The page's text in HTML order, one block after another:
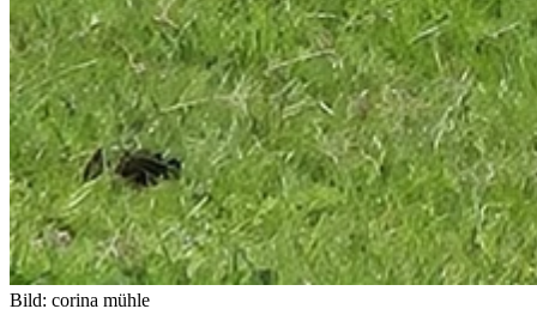
Bild: corina mühle